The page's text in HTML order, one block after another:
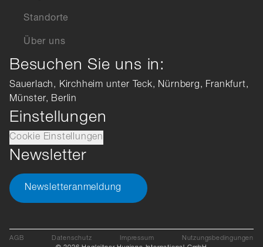
Standorte
Über uns
Besuchen Sie uns in:
Sauerlach, Kirchheim unter Teck, Nürnberg, Frankfurt,
Münster, Berlin
Einstellungen
Cookie Einstellungen
Newsletter
Newsletteranmeldung
AGB Datenschutz Impressum
Nutzungsbedingungen